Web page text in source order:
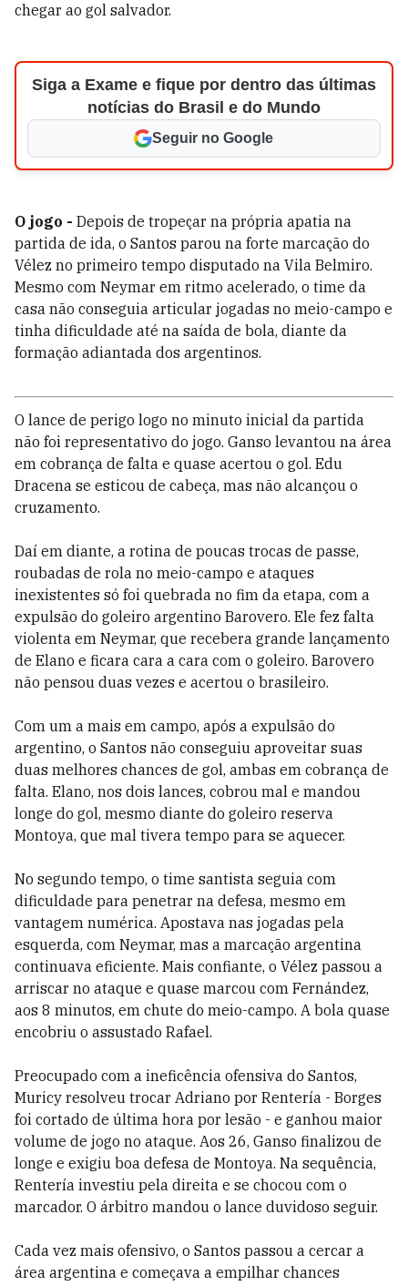
chegar ao gol salvador.
Siga a Exame e fique por dentro das últimas
notícias do Brasil e do Mundo
Seguir no Google
O jogo - Depois de tropeçar na própria apatia na
partida de ida, o Santos parou na forte marcação do
Vélez no primeiro tempo disputado na Vila Belmiro.
Mesmo com Neymar em ritmo acelerado, o time da
casa não conseguia articular jogadas no meio-campo e
tinha dificuldade até na saída de bola, diante da
formação adiantada dos argentinos.
O lance de perigo logo no minuto inicial da partida
não foi representativo do jogo. Ganso levantou na área
em cobrança de falta e quase acertou o gol. Edu
Dracena se esticou de cabeça, mas não alcançou o
cruzamento.
Daí em diante, a rotina de poucas trocas de passe,
roubadas de rola no meio-campo e ataques
inexistentes só foi quebrada no fim da etapa, com a
expulsão do goleiro argentino Barovero. Ele fez falta
violenta em Neymar, que recebera grande lançamento
de Elano e ficara cara a cara com o goleiro. Barovero
não pensou duas vezes e acertou o brasileiro.
Com um a mais em campo, após a expulsão do
argentino, o Santos não conseguiu aproveitar suas
duas melhores chances de gol, ambas em cobrança de
falta. Elano, nos dois lances, cobrou mal e mandou
longe do gol, mesmo diante do goleiro reserva
Montoya, que mal tivera tempo para se aquecer.
No segundo tempo, o time santista seguia com
dificuldade para penetrar na defesa, mesmo em
vantagem numérica. Apostava nas jogadas pela
esquerda, com Neymar, mas a marcação argentina
continuava eficiente. Mais confiante, o Vélez passou a
arriscar no ataque e quase marcou com Fernández,
aos 8 minutos, em chute do meio-campo. A bola quase
encobriu o assustado Rafael.
Preocupado com a ineficência ofensiva do Santos,
Muricy resolveu trocar Adriano por Rentería - Borges
foi cortado de última hora por lesão - e ganhou maior
volume de jogo no ataque. Aos 26, Ganso finalizou de
longe e exigiu boa defesa de Montoya. Na sequência,
Rentería investiu pela direita e se chocou com o
marcador. O árbitro mandou o lance duvidoso seguir.
Cada vez mais ofensivo, o Santos passou a cercar a
área argentina e começava a empilhar chances